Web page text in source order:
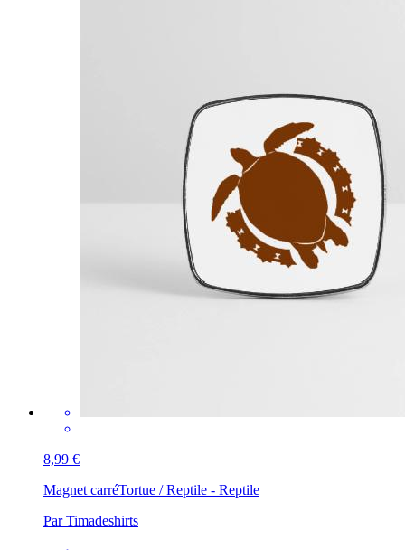
8,99 €
Magnet carréTortue / Reptile - Reptile
Par Timadeshirts